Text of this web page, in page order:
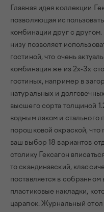
Главная идея коллекции
позволяющая
комбинации друг с
низу позволяет
гостиной, что очень
комбинация же из 2х-3х
гостиных, например в
натуральных и
высшего сорта толщиной
водным лаком и стального
порошковой окраской, что
ваш выбор 18 вариантов
столику Гексагон
то скандинавский,
поставляется в
пластиковые накладки,
царапок. Журнальный стол